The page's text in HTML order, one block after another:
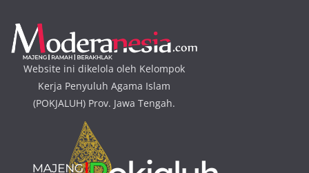
Website ini dikelola oleh Kelompok
Kerja Penyuluh Agama Islam
(POKJALUH) Prov. Jawa Tengah.